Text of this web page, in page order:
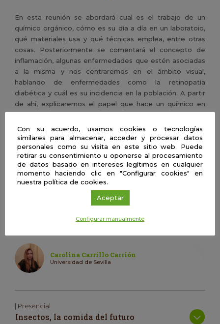
En esta reunión se abordará cual es el trabajo de un
químico orgánico, cómo es su día a día en un laboratoio,
qué materiales usa y qué técnicas emplea, entre otras
cosas. Posteriormente se comentará el concepto de
inflamación, algunas enfermedades que estén asociadas
a la misma y nos centraremos en el ámbito visual,
hablando de enfermedades como la retinopatía
diabética y cuál es su incidencia en la población. A partir
de ahí, explicaremos el papel que hace un químico en
este contexto, aportando algunos ejemplos de
compuestos preparados en nuestro laboratorio como
elementos iniciales para el desarrollo de nuevos
tratamientos frente a esta enfermedad.
Rocío Rodríguez Marín
Universidad de Sevilla
Elena M. Sánchez Fernández
Universidad de Sevilla
Carolina Carrillo Carrión
Universidad de Sevilla
| Presencial
Insectos, la comida del futuro
Con su acuerdo, usamos cookies o tecnologías
similares para almacenar, acceder y procesar datos
personales como su visita en este sitio web. Puede
retirar su consentimiento u oponerse al procesamiento
de datos basado en intereses legítimos en cualquier
momento haciendo clic en "Configurar cookies" en
nuestra política de cookies.
Aceptar
Configurar manualmente